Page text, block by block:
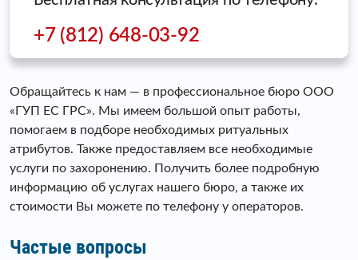
+7 (812) 648-03-92
Обращайтесь к нам — в профессиональное бюро ООО
«ГУП ЕС ГРС». Мы имеем большой опыт работы,
помогаем в подборе необходимых ритуальных
атрибутов. Также предоставляем все необходимые
услуги по захоронению. Получить более подробную
информацию об услугах нашего бюро, а также их
стоимости Вы можете по телефону у операторов.
Частые вопросы